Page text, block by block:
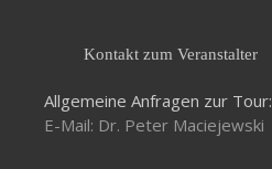
Kontakt zum Veranstalter
Allgemeine Anfragen zur Tour:
E-Mail: Dr. Peter Maciejewski